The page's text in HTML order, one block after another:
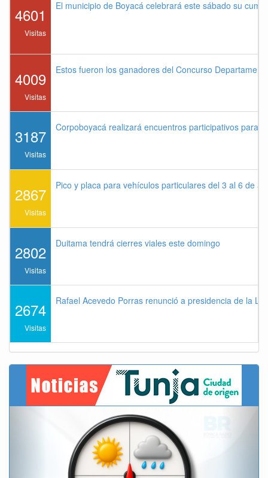
4601
Visitas
El municipio de Boyacá celebrará este sábado su
4009
Visitas
Estos fueron los ganadores del Concurso
3187
Visitas
Corpoboyacá realizará encuentros participativos para
2867
Visitas
Pico y placa para vehículos particulares del 3 al 6 de
2802
Visitas
Duitama tendrá cierres viales este domingo
2674
Visitas
Rafael Acevedo Porras renunció a presidencia de la